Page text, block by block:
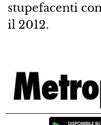
stupefacenti
il 2012.